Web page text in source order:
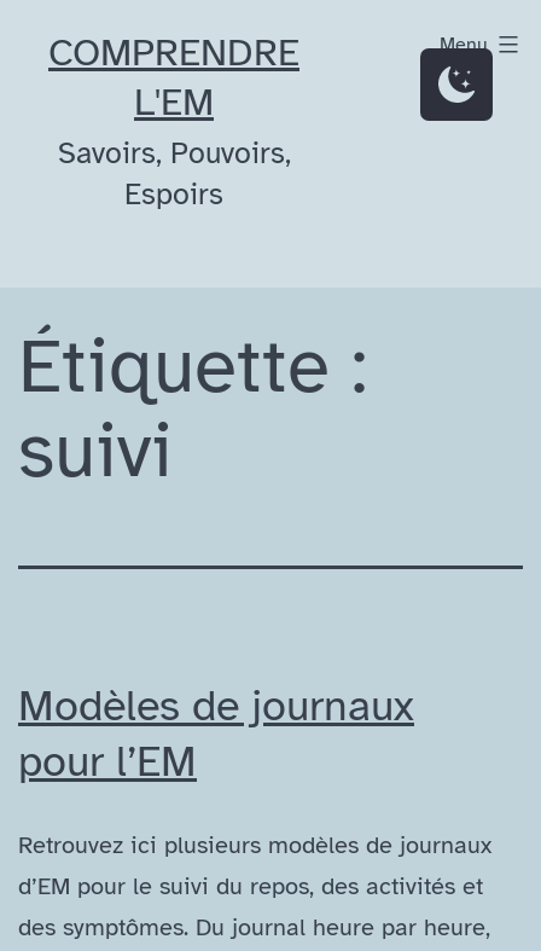
COMPRENDRE
L'EM
Savoirs, Pouvoirs,
Espoirs
Menu
Étiquette :
suivi
Modèles de journaux
pour l’EM
Retrouvez ici plusieurs modèles de journaux
d’EM pour le suivi du repos, des activités et
des symptômes. Du journal heure par heure,